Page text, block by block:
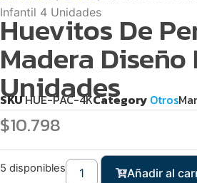
Infantil 4 Unidades
Huevitos De
Madera
Unidades
SKUHUE-PAC-4KCategory Otros
$10.798
5 disponibles Añadir al